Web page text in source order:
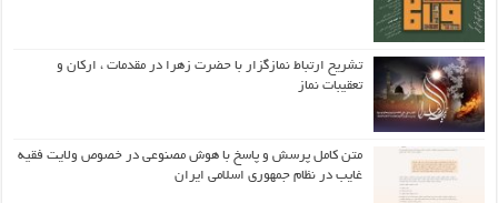
تشریح ارتباط نمازگزار با حضرت زهرا در مقدمات ، ارکان و
تعقیبات نماز
متن کامل پرسش و پاسخ با هوش مصنوعی در خصوص ولایت فقیه
غایب در نظام جمهوری اسلامی ایران